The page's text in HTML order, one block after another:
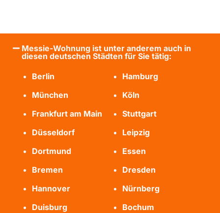
Messie-Wohnung ist unter anderem auch in
diesen deutschen Städten für Sie tätig:
Berlin
Hamburg
München
Köln
Frankfurt am Main
Stuttgart
Düsseldorf
Leipzig
Dortmund
Essen
Bremen
Dresden
Hannover
Nürnberg
Duisburg
Bochum